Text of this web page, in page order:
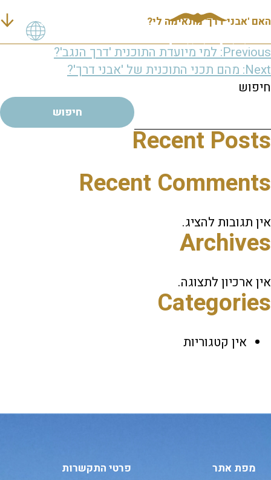
האם 'אבני דרך' מתאימה לי?
ניווט
Previous: למי מיועדת התוכנית 'דרך הנגב'?
Next: מהם תכני התוכנית של 'אבני דרך'?
חיפוש
חיפוש
Recent Posts
Recent Comments
אין תגובות להציג.
Archives
אין ארכיון לתצוגה.
Categories
אין קטגוריות
מפת אתר פרטי התקשרות